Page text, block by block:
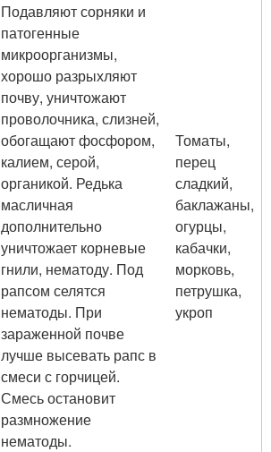
Подавляют сорняки и
патогенные
микроорганизмы,
хорошо разрыхляют
почву, уничтожают
проволочника, слизней,
обогащают фосфором,
калием, серой,
органикой. Редька
масличная
дополнительно
уничтожает корневые
гнили, нематоду. Под
рапсом селятся
нематоды. При
зараженной почве
лучше высевать рапс в
смеси с горчицей.
Смесь остановит
размножение
нематоды.
Томаты,
перец
сладкий,
баклажаны,
огурцы,
кабачки,
морковь,
петрушка,
укроп